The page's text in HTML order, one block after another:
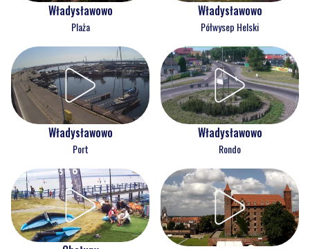
Władysławowo
Plaża
Władysławowo
Półwysep Helski
Władysławowo
Port
Władysławowo
Rondo